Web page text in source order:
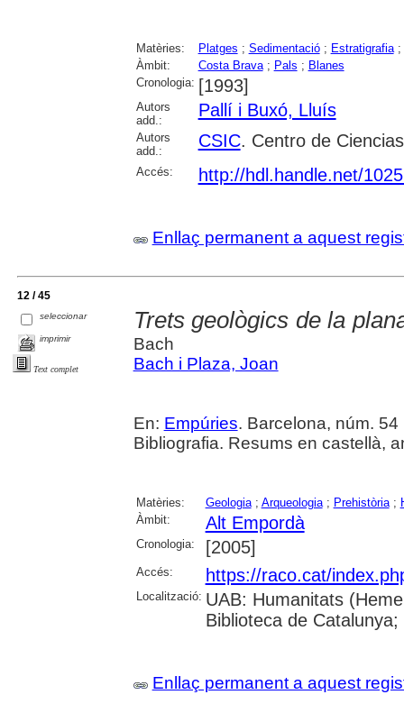
Matèries: Platges ; Sedimentació; Estratigrafia;
Àmbit:
Costa Brava; Pals ; Blanes
Cronologia: [1993]
Autors
add.:
Pallí i Buxó, Lluís
Autors
add.:
CSIC. Centro de
Accés: http://hdl.handle.net/
Enllaç permanent a aquest
12 / 45
seleccionar
imprimir
Text complet
Trets geològics de la
Bach
Bach i Plaza, Joan
En: Empúries. Barcelona, núm.
Bibliografia. Resums en castellà,
Matèries: Geologia; Arqueologia; Prehistòria;
Àmbit:
Alt Empordà
Cronologia: [2005]
Accés: https://raco.cat/
Localització: UAB: Humanitats
Biblioteca de
Enllaç permanent a aquest